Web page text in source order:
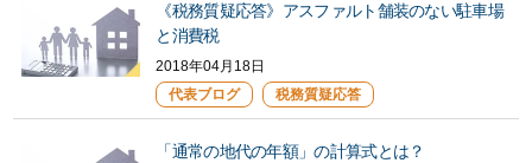
《税務質疑応答》アスファルト舗装のない駐車場
と消費税
2018年04月18日
代表ブログ
税務質疑応答
「通常の地代の年額」の計算式とは？